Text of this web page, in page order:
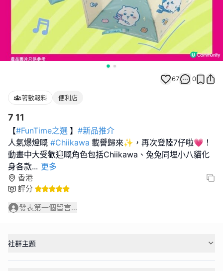
67 0
著數報料 便利店
7 11
【#FunTime之選 】 #新品推介
人氣爆燈嘅 #Chiikawa 載譽歸來✨，再次登陸7仔啦💗！
動畫中大受歡迎嘅角色包括Chiikawa、兔兔同埋小八貓化
身各款... 更多
香港
評分
發表第一個留言...
社群主題